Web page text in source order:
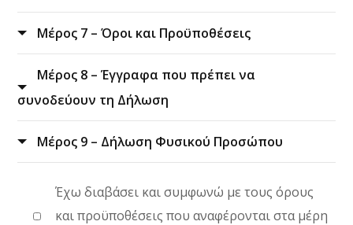
Μέρος 7 – Όροι και Προϋποθέσεις
Μέρος 8 – Έγγραφα που πρέπει να
συνοδεύουν τη Δήλωση
Μέρος 9 – Δήλωση Φυσικού Προσώπου
Έχω διαβάσει και συμφωνώ με τους όρους
και προϋποθέσεις που αναφέρονται στα μέρη